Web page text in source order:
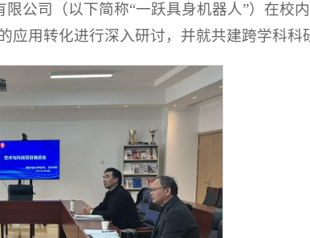
公司（以下简称“一跃具身机器人”）在校
用转化进行深入研讨，并就共建跨学科科